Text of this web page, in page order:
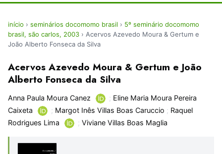
início › seminários docomomo brasil › 5º seminário docomomo
brasil, são carlos, 2003 › Acervos Azevedo Moura & Gertum e
João Alberto Fonseca da Silva
Acervos Azevedo Moura & Gertum e João
Alberto Fonseca da Silva
Anna Paula Moura Canez ; Eline Maria Moura Pereira
Caixeta
; Margot Inês Villas Boas Caruccio ; Raquel
Rodrigues Lima
; Viviane Villas Boas Maglia